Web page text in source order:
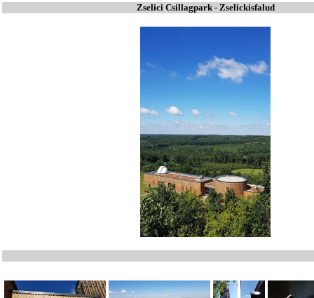
Zselici Csillagpark - Zselickisfalud